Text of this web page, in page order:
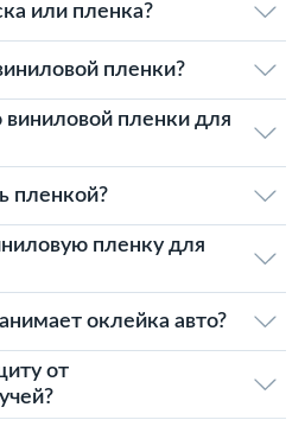
или пленка?
пленки?
пленки для
пленкой?
пленку для
оклейка авто?
от